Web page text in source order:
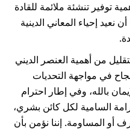
توفير تنشئة ملائمة للقادة
نعيد إحياء المعاني الدينية
من أهمية العنصر الديني
في مواجهة التحديات
بالله، وفي إطار احترام
السامية لكل كائن بشري،
أو المساومة. إننا نؤمن بأن